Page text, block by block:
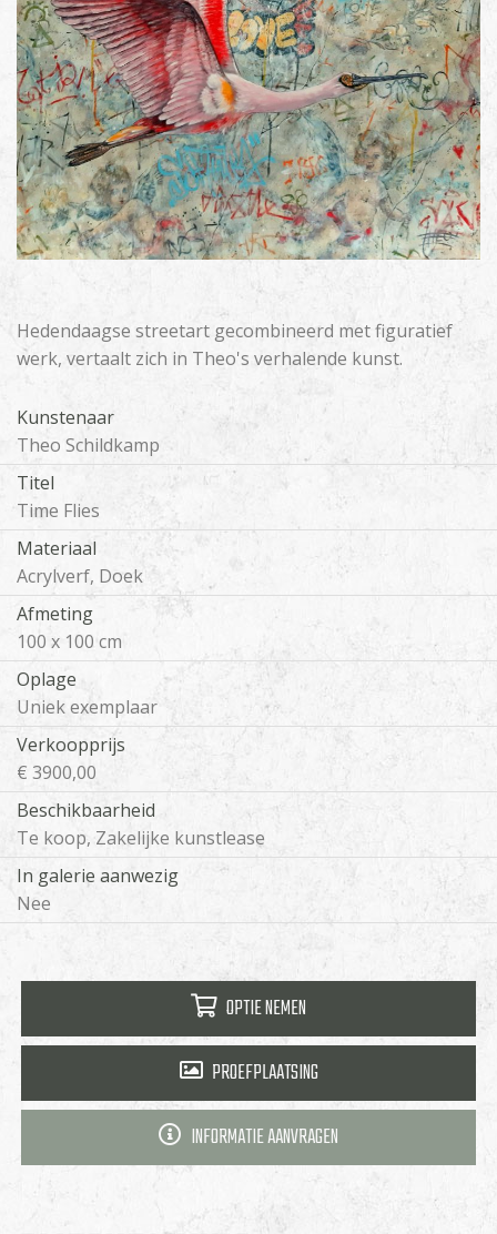
Hedendaagse streetart gecombineerd met figuratief
werk, vertaalt zich in Theo's verhalende kunst.
Kunstenaar
Theo Schildkamp
Titel
Time Flies
Materiaal
Acrylverf, Doek
Afmeting
100 x 100 cm
Oplage
Uniek exemplaar
Verkoopprijs
€ 3900,00
Beschikbaarheid
Te koop, Zakelijke kunstlease
In galerie aanwezig
Nee
OPTIE NEMEN
PROEFPLAATSING
INFORMATIE AANVRAGEN